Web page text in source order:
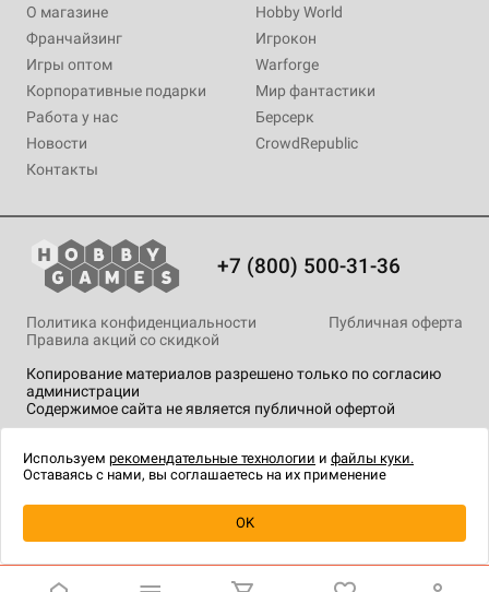
Купить
О магазине
Франчайзинг
Игры оптом
Корпоративные подарки
Работа у нас
Новости
Контакты
Hobby World
Игрокон
Warforge
Мир фантастики
Берсерк
CrowdRepublic
+7 (800) 500-31-36
Копирование материалов разрешено только по согласию
администрации
Содержимое сайта не является публичной офертой
Политика конфиденциальности
Публичная оферта
Правила акций со скидкой
технологии.
Используем рекомендательные технологии и файлы куки.
Оставаясь с нами, вы соглашаетесь на их применение
OK